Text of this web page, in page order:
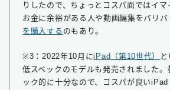
りしたので、ちょっとコスパ面ではイマ
お金に余裕がある人や動画編集をバリ
を購入する のもあり。
※3：2022年10月にiPad（第10世代）
低スペックのモデルも発売されました。
ック的に十分なので、コスパが良い